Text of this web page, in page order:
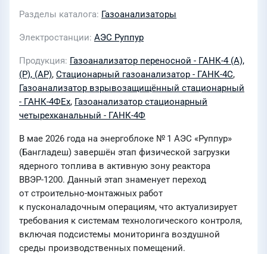
Разделы каталога Газоанализаторы
Электростанции АЭС Руппур
Продукция Газоанализатор переносной - ГАНК-4 (А),
(Р), (АР), Стационарный газоанализатор - ГАНК-4С,
Газоанализатор взрывозащищённый стационарный
- ГАНК-4ФEx, Газоанализатор стационарный
четырехканальный - ГАНК-4Ф
В мае 2026 года на энергоблоке № 1 АЭС «Руппур»
(Бангладеш) завершён этап физической загрузки
ядерного топлива в активную зону реактора
ВВЭР-1200. Данный этап знаменует переход
от строительно-монтажных работ
к пусконаладочным операциям, что актуализирует
требования к системам технологического контроля,
включая подсистемы мониторинга воздушной
среды производственных помещений.